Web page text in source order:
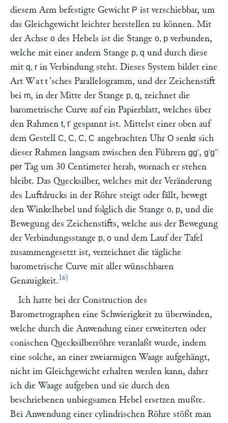
diesem Arm befestigte Gewicht P ist verschiebbar, um
das Gleichgewicht leichter herstellen zu können. Mit
der Achse o des Hebels ist die Stange o, p verbunden,
welche mit einer andern Stange p, q und durch diese
mit q, r in Verbindung steht. Dieses System bildet eine
Art Watt 'sches Parallelogramm, und der Zeichenstift
bei m, in der Mitte der Stange p, q, zeichnet die
barometrische Curve auf ein Papierblatt, welches über
den Rahmen t, t' gespannt ist. Mittelst einer oben auf
dem Gestell C, C, C, C angebrachten Uhr O senkt sich
dieser Rahmen langsam zwischen den Führern gg', g'g''
per Tag um 30 Centimeter herab, wornach er stehen
bleibt. Das Quecksilber, welches mit der Veränderung
des Luftdrucks in der Röhre steigt oder fällt, bewegt
den Winkelhebel und folglich die Stange o, p, und die
Bewegung des Zeichenstifts, welche aus der Bewegung
der Verbindungsstange p, o und dem Lauf der Tafel
zusammengesetzt ist, verzeichnet die tägliche
barometrische Curve mit aller wünschbaren
Genauigkeit.16)
Ich hatte bei der Construction des
Barometrographen eine Schwierigkeit zu überwinden,
welche durch die Anwendung einer erweiterten oder
conischen Quecksilberröhre veranlaßt wurde, indem
eine solche, an einer zweiarmigen Waage aufgehängt,
nicht im Gleichgewicht erhalten werden kann, daher
ich die Waage aufgeben und sie durch den
beschriebenen unbiegsamen Hebel ersetzen mußte.
Bei Anwendung einer cylindrischen Röhre stößt man